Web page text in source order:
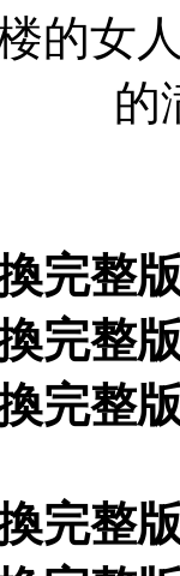
的女
的
完整
完整
完整
完整